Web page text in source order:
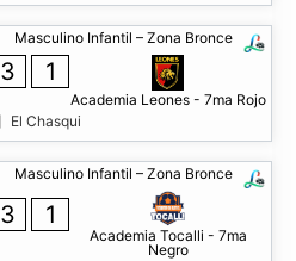
Masculino Infantil – Zona Bronce
3 1
Academia Leones - 7ma Rojo
El Chasqui
Masculino Infantil – Zona Bronce
3 1
Academia Tocalli - 7ma
Negro